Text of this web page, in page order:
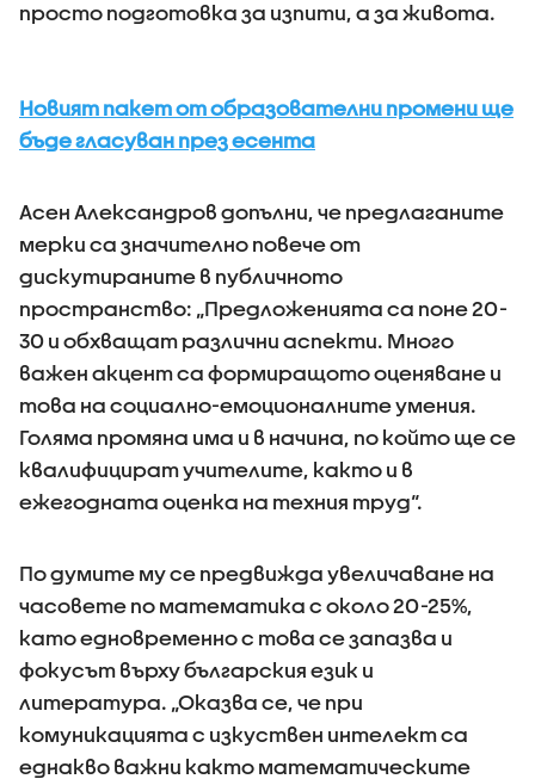
просто подготовка за изпити, а за живота.
Новият пакет от образователни промени ще
бъде гласуван през есента
Асен Александров допълни, че предлаганите
мерки са значително повече от
дискутираните в публичното
пространство: „Предложенията са поне 20-
30 и обхващат различни аспекти. Много
важен акцент са формиращото оценяване и
това на социално-емоционалните умения.
Голяма промяна има и в начина, по който ще се
квалифицират учителите, както и в
ежегодната оценка на техния труд“.
По думите му се предвижда увеличаване на
часовете по математика с около 20-25%,
като едновременно с това се запазва и
фокусът върху българския език и
литература. „Оказва се, че при
комуникацията с изкуствен интелект са
еднакво важни както математическите